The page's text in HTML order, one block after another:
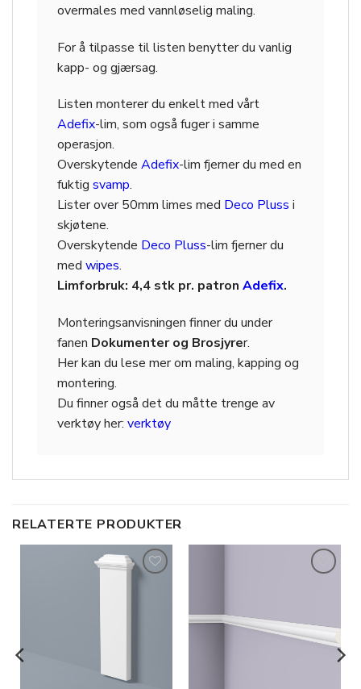
overmales med vannløselig maling.
For å tilpasse til listen benytter du vanlig
kapp- og gjærsag.
Listen monterer du enkelt med vårt
Adefix-lim, som også fuger i samme
operasjon.
Overskytende Adefix-lim fjerner du med en
fuktig svamp.
Lister over 50mm limes med Deco Pluss i
skjøtene.
Overskytende Deco Pluss-lim fjerner du
med wipes.
Limforbruk: 4,4 stk pr. patron Adefix.
Monteringsanvisningen finner du under
fanen Dokumenter og Brosjyrer.
Her kan du lese mer om maling, kapping og
montering.
Du finner også det du måtte trenge av
verktøy her: verktøy
RELATERTE PRODUKTER
ønskeliste